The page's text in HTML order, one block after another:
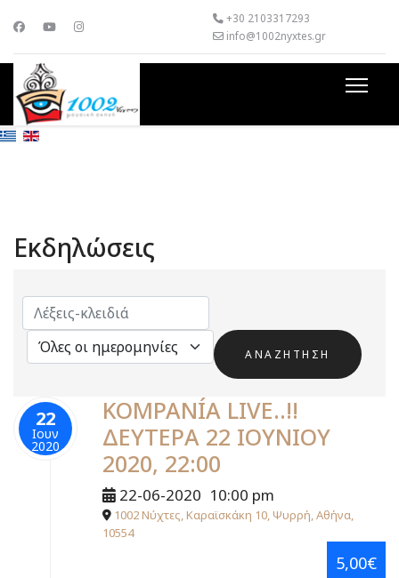
+30 2103317293
info@1002nyxtes.gr
Εκδηλώσεις
22
Ιουν
2020
KOMPANÍA LIVE..!!
ΔΕΥΤΕΡΑ 22 ΙΟΥΝΙΟΥ
2020, 22:00
22-06-2020 10:00 pm
1002 Νύχτες, Καραϊσκάκη 10, Ψυρρή, Αθήνα,
10554
5,00€